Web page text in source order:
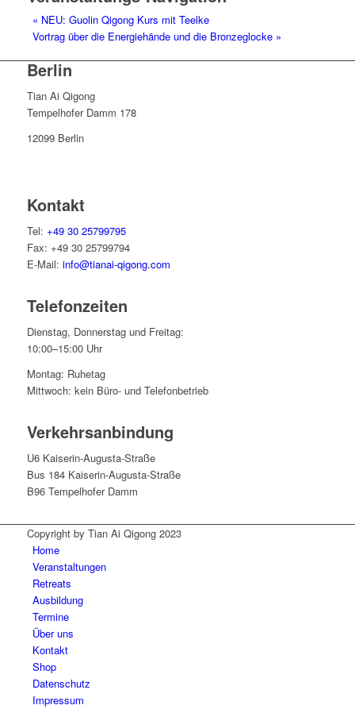
« NEU: Guolin Qigong Kurs mit Teelke
Vortrag über die Energiehände und die Bronzeglocke »
Berlin
Tian Ai Qigong
Tempelhofer Damm 178
12099 Berlin
Kontakt
Tel: +49 30 25799795
Fax: +49 30 25799794
E-Mail: info@tianai-qigong.com
Telefonzeiten
Dienstag, Donnerstag und Freitag:
10:00–15:00 Uhr
Montag: Ruhetag
Mittwoch: kein Büro- und Telefonbetrieb
Verkehrsanbindung
U6 Kaiserin-Augusta-Straße
Bus 184 Kaiserin-Augusta-Straße
B96 Tempelhofer Damm
Copyright by Tian Ai Qigong 2023
Home
Veranstaltungen
Retreats
Ausbildung
Termine
Über uns
Kontakt
Shop
Datenschutz
Impressum